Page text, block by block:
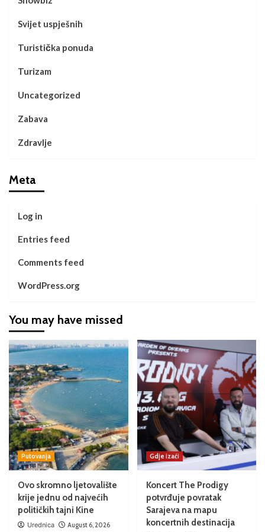
Svijet uspješnih
Turistička ponuda
Turizam
Uncategorized
Zabava
Zdravlje
Meta
Log in
Entries feed
Comments feed
WordPress.org
You may have missed
Putovanja
Ovo skromno ljetovalište
krije jednu od najvećih
političkih tajni Kine
Urednica August 6, 2026
Gdje izaći
Koncert The Prodigy
potvrđuje povratak
Sarajeva na mapu
koncertnih destinacija